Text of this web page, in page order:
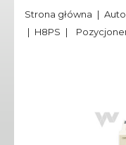
Strona główna
H8PS